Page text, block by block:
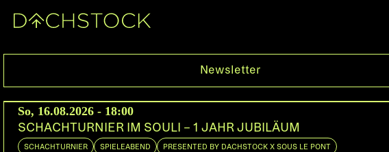
Newsletter
So, 16.08.2026 - 18:00
SCHACHTURNIER IM SOULI – 1 JAHR JUBILÄUM
SCHACHTURNIER SPIELEABEND PRESENTED BY DACHSTOCK X SOUS LE PONT